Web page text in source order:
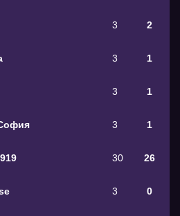
3 2
3 1
3 1
3 1
30 26
3 0